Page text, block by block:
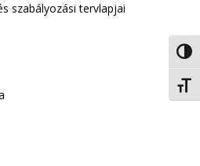
szabályozási tervlapjai